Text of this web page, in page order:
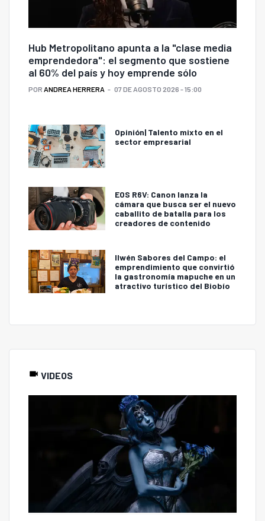
Hub Metropolitano apunta a la "clase media
emprendedora": el segmento que sostiene
al 60% del país y hoy emprende sólo
POR ANDREA HERRERA 07 DE AGOSTO 2026 - 15:00
Opinión| Talento mixto en el
sector empresarial
EOS R6V: Canon lanza la
cámara que busca ser el nuevo
caballito de batalla para los
creadores de contenido
Ilwén Sabores del Campo: el
emprendimiento que convirtió
la gastronomía mapuche en un
atractivo turístico del Biobío
VIDEOS